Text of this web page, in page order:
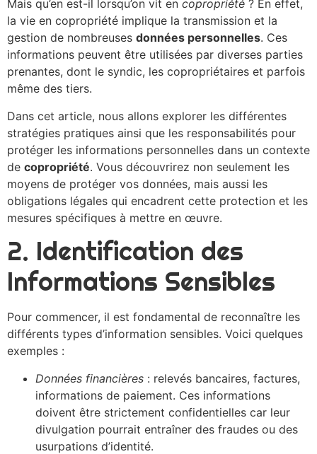
Mais qu’en est-il lorsqu’on vit en copropriété ? En effet,
la vie en copropriété implique la transmission et la
gestion de nombreuses données personnelles. Ces
informations peuvent être utilisées par diverses parties
prenantes, dont le syndic, les copropriétaires et parfois
même des tiers.
Dans cet article, nous allons explorer les différentes
stratégies pratiques ainsi que les responsabilités pour
protéger les informations personnelles dans un contexte
de copropriété. Vous découvrirez non seulement les
moyens de protéger vos données, mais aussi les
obligations légales qui encadrent cette protection et les
mesures spécifiques à mettre en œuvre.
2. Identification des
Informations Sensibles
Pour commencer, il est fondamental de reconnaître les
différents types d’information sensibles. Voici quelques
exemples :
Données financières : relevés bancaires, factures,
informations de paiement. Ces informations
doivent être strictement confidentielles car leur
divulgation pourrait entraîner des fraudes ou des
usurpations d’identité.